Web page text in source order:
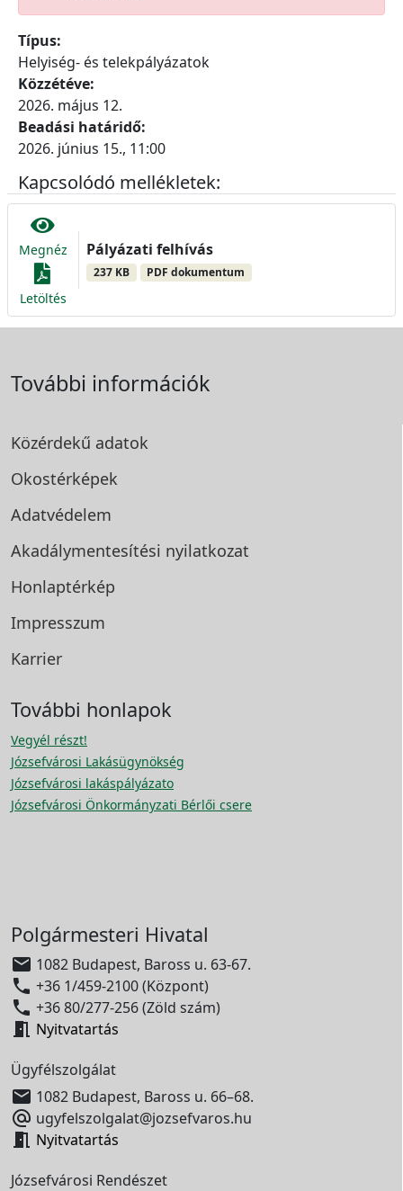
Típus:
Helyiség- és telekpályázatok
Közzétéve:
2026. május 12.
Beadási határidő:
2026. június 15., 11:00
Kapcsolódó mellékletek:
Megnéz
Letöltés
Pályázati felhívás
237 KB PDF dokumentum
További információk
Közérdekű adatok
Okostérképek
Adatvédelem
Akadálymentesítési nyilatkozat
Honlaptérkép
Impresszum
Karrier
További honlapok
Vegyél részt!
Józsefvárosi Lakásügynökség
Józsefvárosi lakáspályázato
Józsefvárosi Önkormányzati Bérlői csere
Polgármesteri Hivatal
 1082 Budapest, Baross u. 63-67.
 +36 1/459-2100 (Központ)
 +36 80/277-256 (Zöld szám)
 Nyitvatartás
Ügyfélszolgálat
 1082 Budapest, Baross u. 66–68.
 ugyfelszolgalat@jozsefvaros.hu
 Nyitvatartás
Józsefvárosi Rendészet